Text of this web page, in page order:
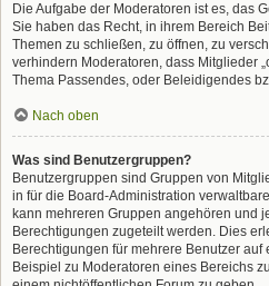
Die Aufgabe der Moderatoren ist es, das
Sie haben das Recht, in ihrem Bereich
Themen zu schließen, zu öffnen, zu
verhindern Moderatoren, dass Mitglieder
Thema Passendes, oder Beleidigendes
Nach oben
Was sind Benutzergruppen?
Benutzergruppen sind Gruppen von
in für die Board-Administration
kann mehreren Gruppen angehören und
Berechtigungen zugeteilt werden. Dies
Berechtigungen für mehrere Benutzer
Beispiel zu Moderatoren eines Bereichs